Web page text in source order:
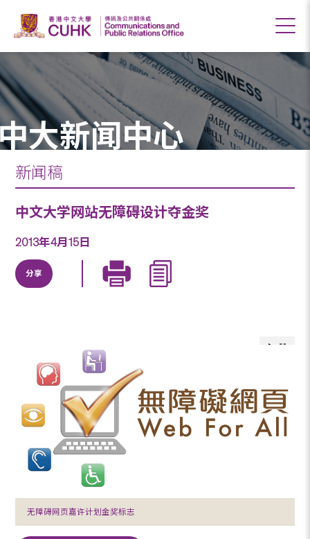
大新闻中心
新闻稿
中文大学网站无障碍设计夺金奖
2013年4月15日
分享
无障碍网页嘉许计划金奖标志